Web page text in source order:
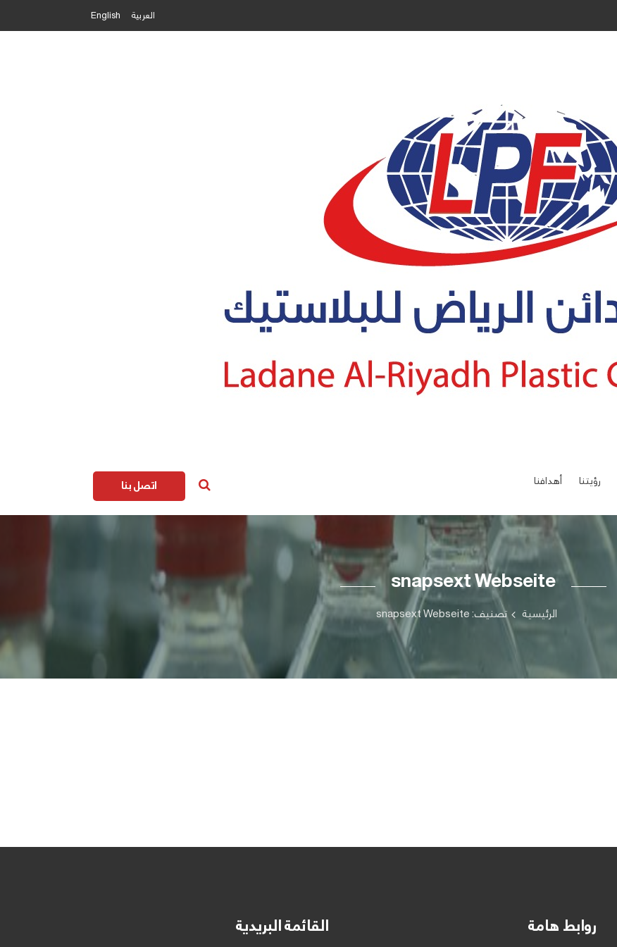
العربية English
رؤيتنا أهدافنا اتصل بنا
snapsext Webseite
الرئيسية تصنيف: snapsext Webseite
روابط هامة القائمة البريدية